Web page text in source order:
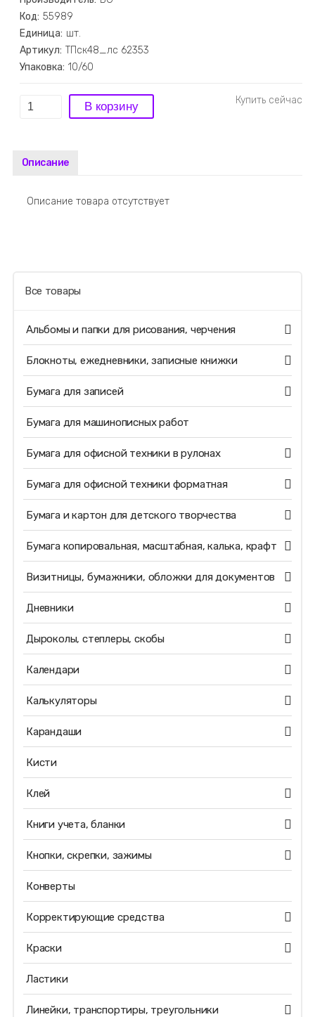
Код: 55989
Единица: шт.
Артикул: ТПск48_лс 62353
Упаковка: 10/60
Описание
Описание товара отсутствует
Все товары
Альбомы и папки для рисования, черчения
Блокноты, ежедневники, записные книжки
Бумага для записей
Бумага для машинописных работ
Бумага для офисной техники в рулонах
Бумага для офисной техники форматная
Бумага и картон для детского творчества
Бумага копировальная, масштабная, калька, крафт
Визитницы, бумажники, обложки для документов
Дневники
Дыроколы, степлеры, скобы
Календари
Калькуляторы
Карандаши
Кисти
Клей
Книги учета, бланки
Кнопки, скрепки, зажимы
Конверты
Корректирующие средства
Краски
Ластики
Линейки, транспортиры, треугольники